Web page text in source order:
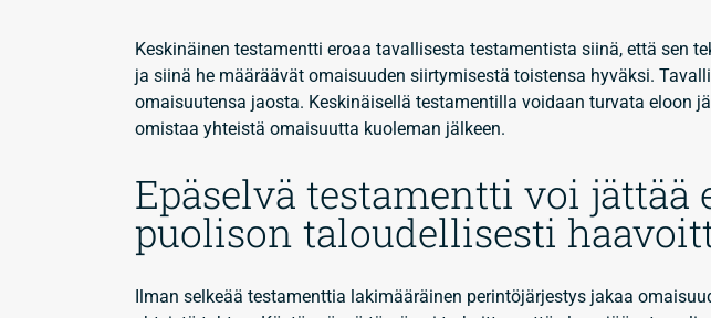
Keskinäinen testamentti eroaa tavallisesta testamentista siinä, että sen
ja siinä he määräävät omaisuuden siirtymisestä toistensa hyväksi.
omaisuutensa jaosta. Keskinäisellä testamentilla voidaan turvata eloon
omistaa yhteistä omaisuutta kuoleman jälkeen.
Epäselvä testamentti voi jättää
puolison taloudellisesti
Ilman selkeää testamenttia lakimääräinen perintöjärjestys jakaa